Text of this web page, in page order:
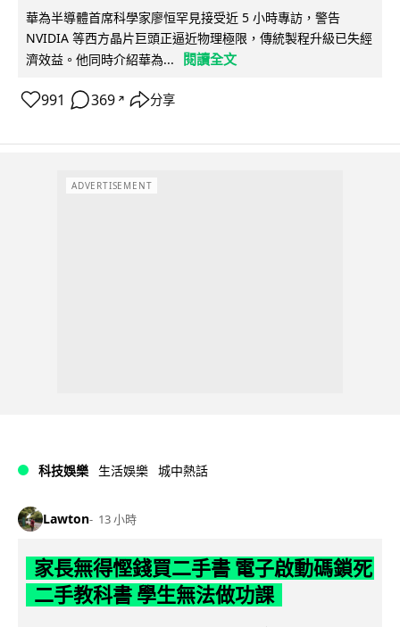
華為半導體首席科學家廖恒罕見接受近 5 小時專訪，警告
NVIDIA 等西方晶片巨頭正逼近物理極限，傳統製程升級已失經
濟效益。他同時介紹華為...
閱讀全文
991 369 ↗ 分享
ADVERTISEMENT
科技娛樂 生活娛樂 城中熱話
Lawton 13 小時
家長無得慳錢買二手書 電子啟動碼鎖死
二手教科書 學生無法做功課